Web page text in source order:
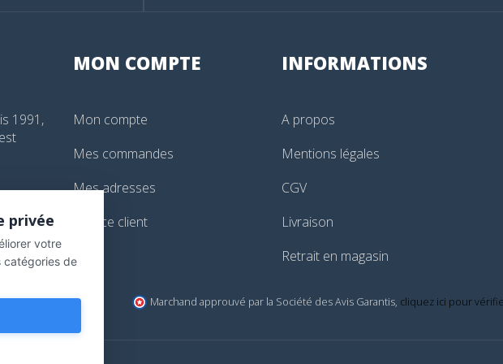
1991,
MON COMPTE
Mon compte
Mes commandes
Mes adresses
Service client
INFORMATIONS
A propos
Mentions légales
CGV
Livraison
Retrait en magasin
Marchand approuvé par la Société des Avis Garantis, cliquez ici pour
privée
votre
catégories de